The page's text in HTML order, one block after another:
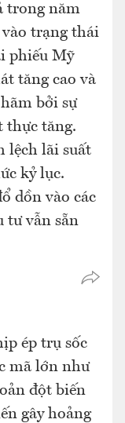
trong năm
trạng thái
phiếu Mỹ
tăng cao và
bởi sự
thực tăng.
lệch lãi suất
kỷ lục.
dồn vào các
tư vẫn sẵn
ép trụ sốc
mã lớn như
đột biến
gây hoảng